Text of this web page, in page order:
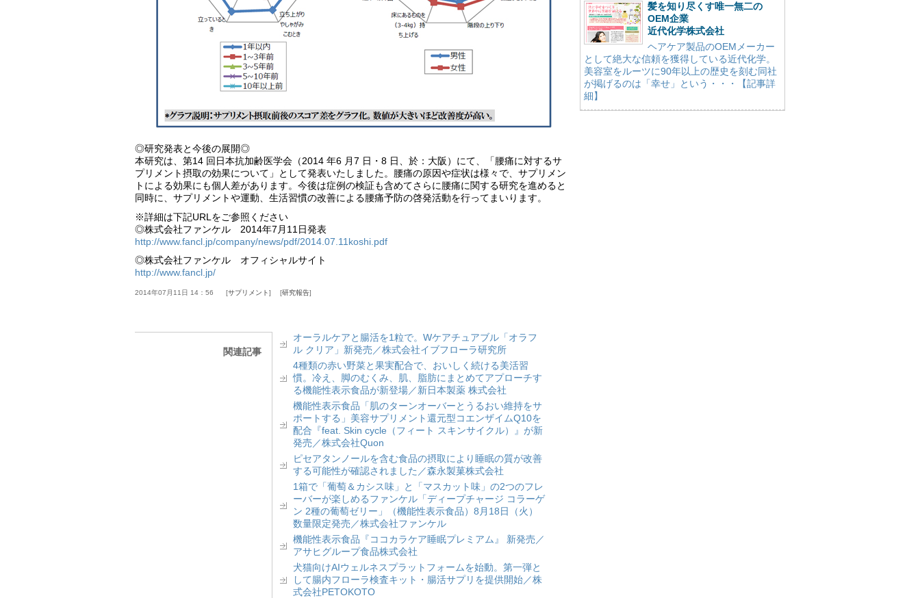
◎研究発表と今後の展開◎
本研究は、第14 回日本抗加齢医学会（2014 年6 月7 日・8 日、於：大阪）にて、「腰痛に対するサ
プリメント摂取の効果について」として発表いたしました。腰痛の原因や症状は様々で、サプリメン
トによる効果にも個人差があります。今後は症例の検証も含めてさらに腰痛に関する研究を進めると
同時に、サプリメントや運動、生活習慣の改善による腰痛予防の啓発活動を行ってまいります。
※詳細は下記URLをご参照ください
◎株式会社ファンケル 2014年7月11日発表
http://www.fancl.jp/company/news/pdf/2014.07.11koshi.pdf
◎株式会社ファンケル オフィシャルサイト
http://www.fancl.jp/
2014年07月11日 14：56 サプリメント 研究報告
関連記事
オーラルケアと腸活を1粒で。Wケアチュアブル「オラフ
ル クリア」新発売／株式会社イブフローラ研究所
4種類の赤い野菜と果実配合で、おいしく続ける美活習
慣。冷え、脚のむくみ、肌、脂肪にまとめてアプローチす
る機能性表示食品が新登場／新日本製薬 株式会社
機能性表示食品「肌のターンオーバーとうるおい維持をサ
ポートする」美容サプリメント還元型コエンザイムQ10を
配合『feat. Skin cycle（フィート スキンサイクル）』が新
発売／株式会社Quon
ピセアタンノールを含む食品の摂取により睡眠の質が改善
する可能性が確認されました／森永製菓株式会社
1箱で「葡萄＆カシス味」と「マスカット味」の2つのフレ
ーバーが楽しめるファンケル「ディープチャージ コラーゲ
ン 2種の葡萄ゼリー」（機能性表示食品）8月18日（火）
数量限定発売／株式会社ファンケル
機能性表示食品『ココカラケア睡眠プレミアム』 新発売／
アサヒグループ食品株式会社
犬猫向けAIウェルネスプラットフォームを始動。第一弾と
して腸内フローラ検査キット・腸活サプリを提供開始／株
式会社PETOKOTO
髪を知り尽くす唯一無二の
OEM企業
近代化学株式会社
ヘアケア製品のOEMメーカー
として絶大な信頼を獲得している近代化学。
美容室をルーツに90年以上の歴史を刻む同社
が掲げるのは「幸せ」という・・・【記事詳
細】